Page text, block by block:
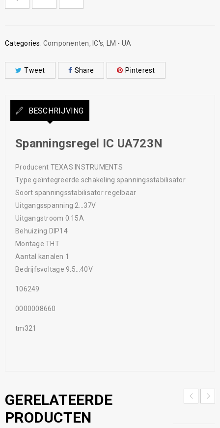
Categories: Componenten, IC's, LM - UA
Tweet Share Pinterest
BESCHRIJVING
Spanningsregel IC UA723N
Producent TEXAS INSTRUMENTS
Type geïntegreerde schakeling spanningsstabilisator
Soort spanningsstabilisator regelbaar
Uitgangsspanning 2…37V
Uitgangstroom 0.15A
Behuizing DIP14
Montage THT
Aantal kanalen 1
Bedrijfsvoltage 9.5…40V
106249
0000008660
tm321
GERELATEERDE
PRODUCTEN